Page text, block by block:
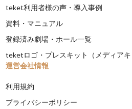
teket利用者様の声・導入事例
資料・マニュアル
登録済み劇場・ホール一覧
teketロゴ・プレスキット（メディアキ
運営会社情報
利用規約
プライバシーポリシー